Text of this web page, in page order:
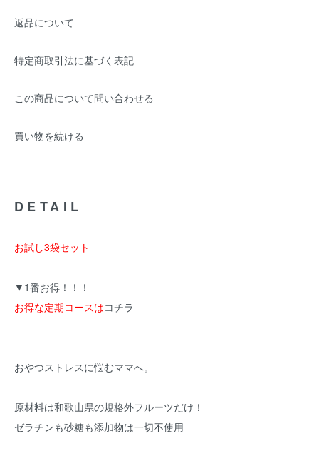
返品について
特定商取引法に基づく表記
この商品について問い合わせる
買い物を続ける
DETAIL
お試し3袋セット
▼1番お得！！！
お得な定期コースはコチラ
おやつストレスに悩むママへ。
原材料は和歌山県の規格外フルーツだけ！
ゼラチンも砂糖も添加物は一切不使用